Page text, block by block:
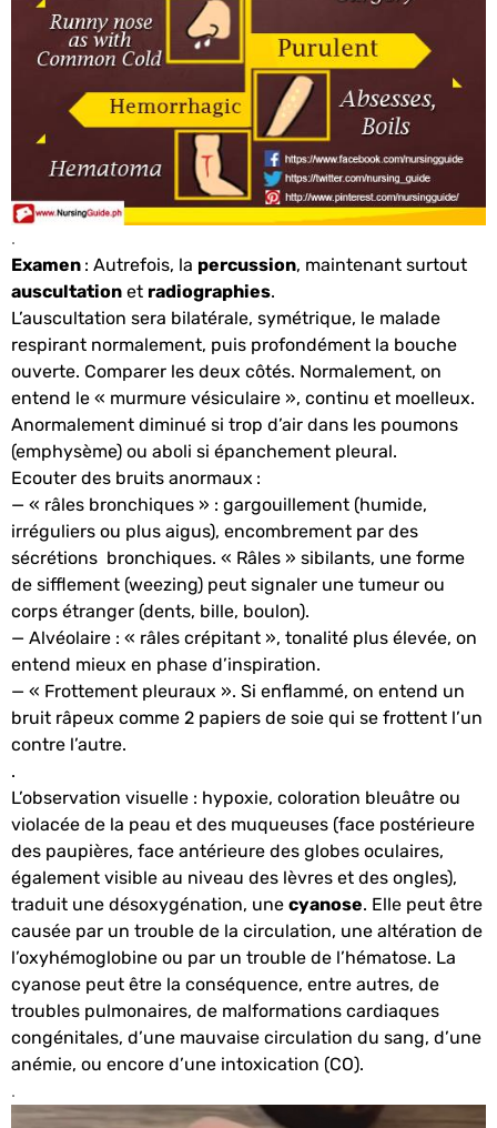
.
Examen : Autrefois, la percussion, maintenant surtout
auscultation et radiographies.
L’auscultation sera bilatérale, symétrique, le malade
respirant normalement, puis profondément la bouche
ouverte. Comparer les deux côtés. Normalement, on
entend le « murmure vésiculaire », continu et moelleux.
Anormalement diminué si trop d’air dans les poumons
(emphysème) ou aboli si épanchement pleural.
Ecouter des bruits anormaux :
— « râles bronchiques » : gargouillement (humide,
irréguliers ou plus aigus), encombrement par des
sécrétions bronchiques. « Râles » sibilants, une forme
de sifflement (weezing) peut signaler une tumeur ou
corps étranger (dents, bille, boulon).
— Alvéolaire : « râles crépitant », tonalité plus élevée, on
entend mieux en phase d’inspiration.
— « Frottement pleuraux ». Si enflammé, on entend un
bruit râpeux comme 2 papiers de soie qui se frottent l’un
contre l’autre.
.
L’observation visuelle : hypoxie, coloration bleuâtre ou
violacée de la peau et des muqueuses (face postérieure
des paupières, face antérieure des globes oculaires,
également visible au niveau des lèvres et des ongles),
traduit une désoxygénation, une cyanose. Elle peut être
causée par un trouble de la circulation, une altération de
l’oxyhémoglobine ou par un trouble de l’hématose. La
cyanose peut être la conséquence, entre autres, de
troubles pulmonaires, de malformations cardiaques
congénitales, d’une mauvaise circulation du sang, d’une
anémie, ou encore d’une intoxication (CO).
.